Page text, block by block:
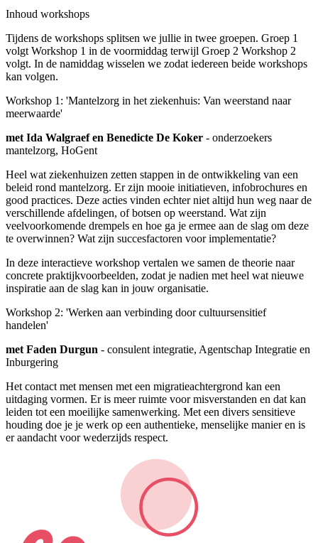
Inhoud workshops
Tijdens de workshops splitsen we jullie in twee groepen. Groep 1
volgt Workshop 1 in de voormiddag terwijl Groep 2 Workshop 2
volgt. In de namiddag wisselen we zodat iedereen beide workshops
kan volgen.
Workshop 1: 'Mantelzorg in het ziekenhuis: Van weerstand naar
meerwaarde'
met Ida Walgraef en Benedicte De Koker - onderzoekers
mantelzorg, HoGent
Heel wat ziekenhuizen zetten stappen in de ontwikkeling van een
beleid rond mantelzorg. Er zijn mooie initiatieven, infobrochures en
good practices. Deze acties vinden echter niet altijd hun weg naar de
verschillende afdelingen, of botsen op weerstand. Wat zijn
veelvoorkomende drempels en hoe ga je ermee aan de slag om deze
te overwinnen? Wat zijn succesfactoren voor implementatie?
In deze interactieve workshop vertalen we samen de theorie naar
concrete praktijkvoorbeelden, zodat je nadien met heel wat nieuwe
inspiratie aan de slag kan in jouw organisatie.
Workshop 2: 'Werken aan verbinding door cultuursensitief
handelen'
met Faden Durgun - consulent integratie, Agentschap Integratie en
Inburgering
Het contact met mensen met een migratieachtergrond kan een
uitdaging vormen. Er is meer ruimte voor misverstanden en dat kan
leiden tot een moeilijke samenwerking. Met een divers sensitieve
houding doe je je werk op een authentieke, menselijke manier en is
er aandacht voor wederzijds respect.